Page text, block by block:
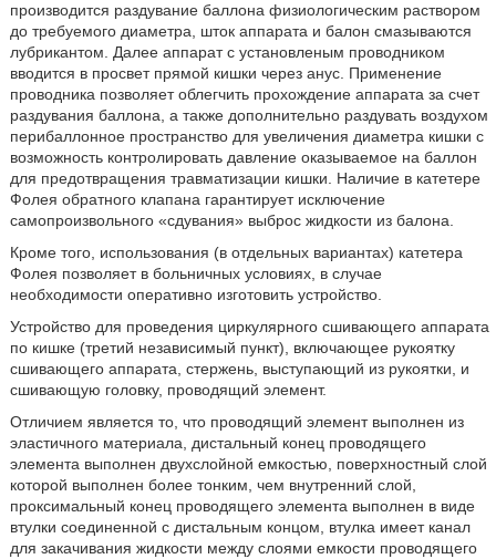
производится раздувание баллона физиологическим раствором
до требуемого диаметра, шток аппарата и балон смазываются
лубрикантом. Далее аппарат с установленым проводником
вводится в просвет прямой кишки через анус. Применение
проводника позволяет облегчить прохождение аппарата за счет
раздувания баллона, а также дополнительно раздувать воздухом
перибаллонное пространство для увеличения диаметра кишки с
возможность контролировать давление оказываемое на баллон
для предотвращения травматизации кишки. Наличие в катетере
Фолея обратного клапана гарантирует исключение
самопроизвольного «сдувания» выброс жидкости из балона.
Кроме того, использования (в отдельных вариантах) катетера
Фолея позволяет в больничных условиях, в случае
необходимости оперативно изготовить устройство.
Устройство для проведения циркулярного сшивающего аппарата
по кишке (третий независимый пункт), включающее рукоятку
сшивающего аппарата, стержень, выступающий из рукоятки, и
сшивающую головку, проводящий элемент.
Отличием является то, что проводящий элемент выполнен из
эластичного материала, дистальный конец проводящего
элемента выполнен двухслойной емкостью, поверхностный слой
которой выполнен более тонким, чем внутренний слой,
проксимальный конец проводящего элемента выполнен в виде
втулки соединенной с дистальным концом, втулка имеет канал
для закачивания жидкости между слоями емкости проводящего